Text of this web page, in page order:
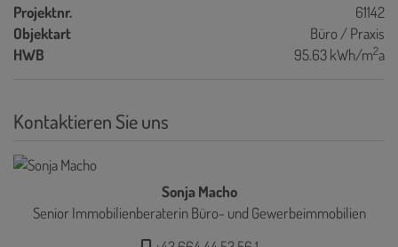
Projektnr.
61142
Objektart
Büro / Praxis
HWB
95.63 kWh/m2a
Kontaktieren Sie uns
Sonja Macho
Senior Immobilienberaterin Büro- und Gewerbeimmobilien